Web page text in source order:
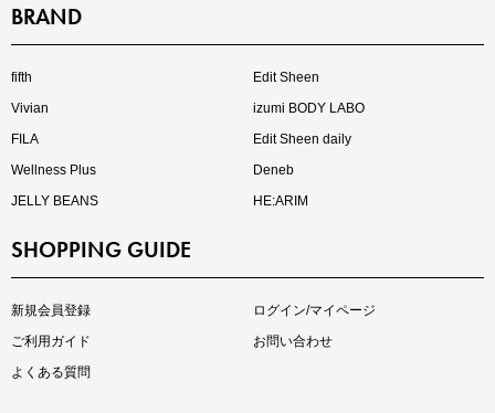
大人の着映えアイテム5選
BRAND
fifth
Edit Sheen
Vivian
izumi BODY LABO
FILA
Edit Sheen daily
Wellness Plus
Deneb
JELLY BEANS
HE:ARIM
SHOPPING GUIDE
新規会員登録
ログイン/マイページ
ご利用ガイド
お問い合わせ
よくある質問